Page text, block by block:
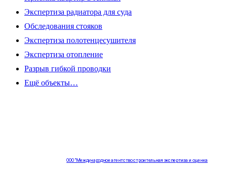
Экспертиза радиатора для суда
Обследования стояков
Экспертиза полотенцесушителя
Экспертиза отопление
Разрыв гибкой проводки
Ещё объекты…
ООО "Международное агентство строительная экспертиза и оценка